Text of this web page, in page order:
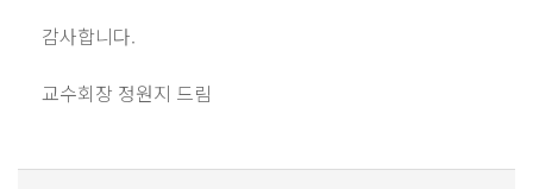
감사합니다.
교수회장 정원지 드림